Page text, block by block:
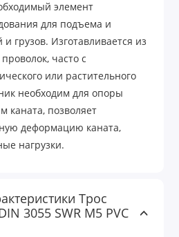
элемент
для подъема и
грузов. Изготавливается из
часто с
или растительного
необходим для опоры
каната, позволяет
деформацию каната,
нагрузки.
Трос
3055 SWR М5 PVC